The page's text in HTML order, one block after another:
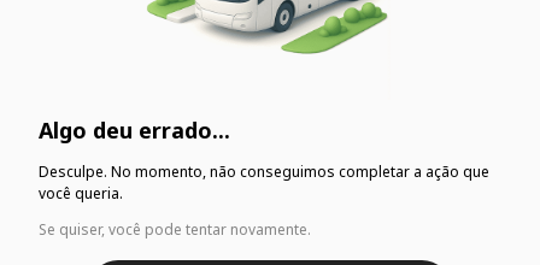
Algo deu errado...
Desculpe. No momento, não conseguimos completar a ação que
você queria.
Se quiser, você pode tentar novamente.